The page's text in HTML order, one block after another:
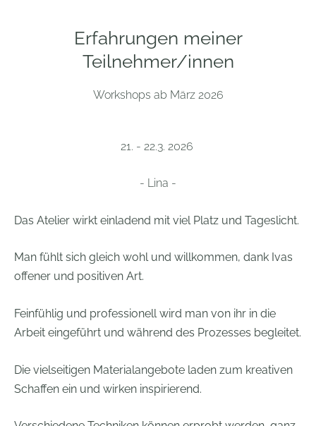
Erfahrungen meiner
Teilnehmer/innen
Workshops ab März 2026
21. - 22.3. 2026
- Lina -
Das Atelier wirkt einladend mit viel Platz und Tageslicht.
Man fühlt sich gleich wohl und willkommen, dank Ivas
offener und positiven Art.
Feinfühlig und professionell wird man von ihr in die
Arbeit eingeführt und während des Prozesses begleitet.
Die vielseitigen Materialangebote laden zum kreativen
Schaffen ein und wirken inspirierend.